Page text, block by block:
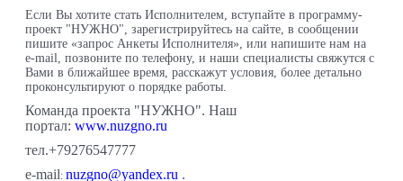
Если Вы хотите стать Исполнителем, вступайте в программу-
проект "НУЖНО", зарегистрируйтесь на сайте, в сообщении
пишите «запрос Анкеты Исполнителя», или напишите нам на
е-mail, позвоните по телефону, и наши специалисты свяжутся с
Вами в ближайшее время, расскажут условия, более детально
проконсультируют о порядке работы.
Команда проекта "НУЖНО". Наш
портал: www.nuzgno.ru
тел.+79276547777
е-mail: nuzgno@yandex.ru .